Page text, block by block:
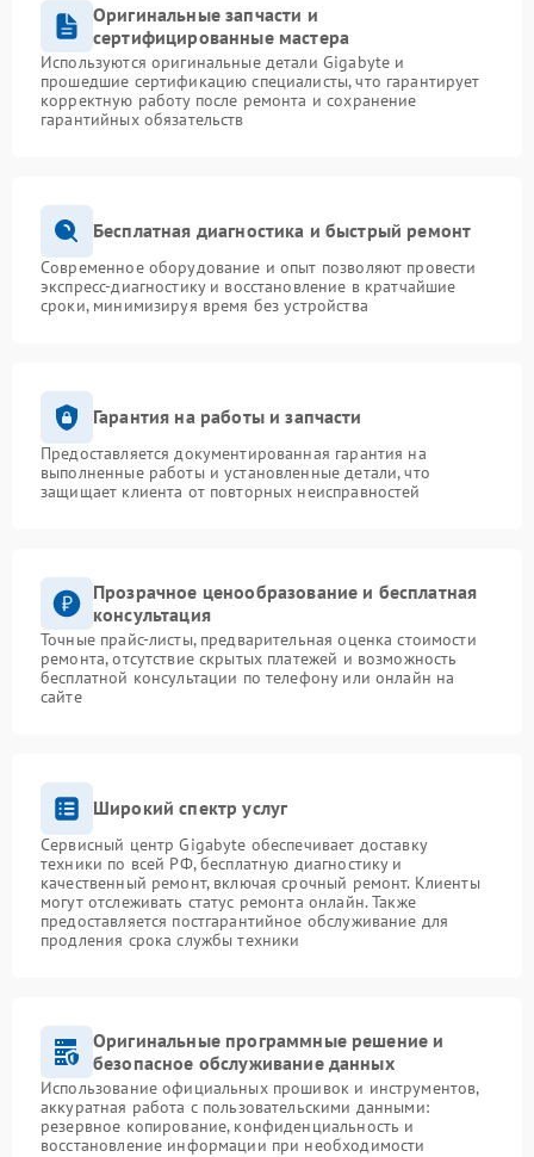
Оригинальные запчасти и
сертифицированные мастера
Используются оригинальные детали Gigabyte и
прошедшие сертификацию специалисты, что гарантирует
корректную работу после ремонта и сохранение
гарантийных обязательств
Бесплатная диагностика и быстрый ремонт
Современное оборудование и опыт позволяют провести
экспресс-диагностику и восстановление в кратчайшие
сроки, минимизируя время без устройства
Гарантия на работы и запчасти
Предоставляется документированная гарантия на
выполненные работы и установленные детали, что
защищает клиента от повторных неисправностей
Прозрачное ценообразование и бесплатная
консультация
Точные прайс-листы, предварительная оценка стоимости
ремонта, отсутствие скрытых платежей и возможность
бесплатной консультации по телефону или онлайн на
сайте
Широкий спектр услуг
Сервисный центр Gigabyte обеспечивает доставку
техники по всей РФ, бесплатную диагностику и
качественный ремонт, включая срочный ремонт. Клиенты
могут отслеживать статус ремонта онлайн. Также
предоставляется постгарантийное обслуживание для
продления срока службы техники
Оригинальные программные решение и
безопасное обслуживание данных
Использование официальных прошивок и инструментов,
аккуратная работа с пользовательскими данными:
резервное копирование, конфиденциальность и
восстановление информации при необходимости